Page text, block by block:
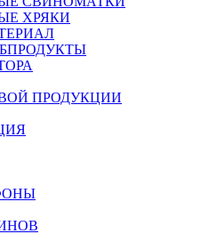
ХРЯКИ
ПРОДУКЦИИ